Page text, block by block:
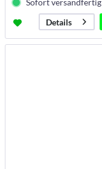
Details